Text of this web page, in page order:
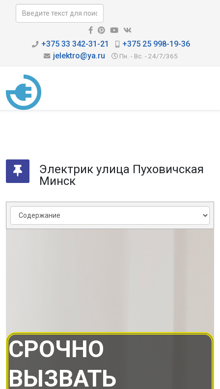
+375 33 342-31-21
+375 25 998-19-36
jelektro@ya.ru
Пн. - Вс. - 24/7/365
Электрик улица Пуховичская
Минск
СРОЧНО
ВЫЗВАТЬ